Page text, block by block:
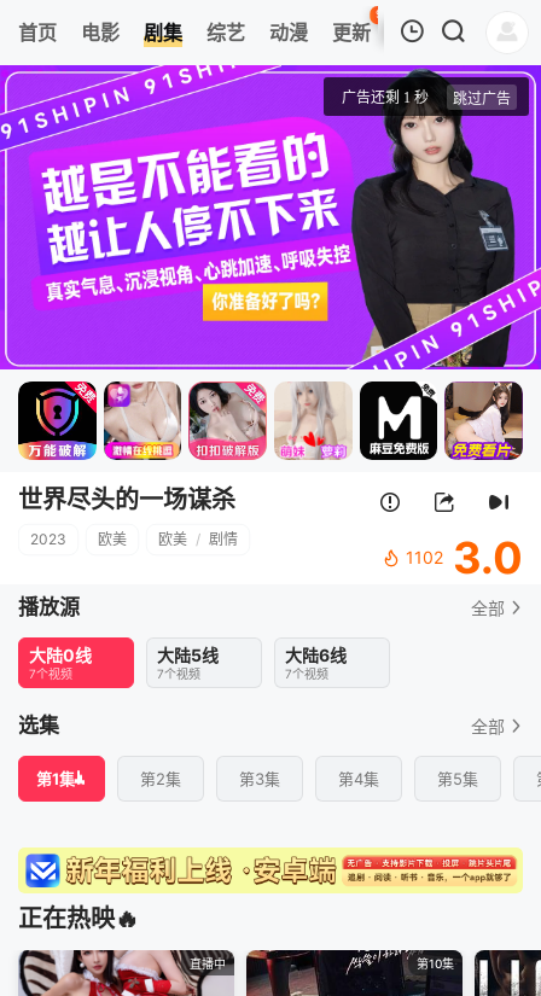
首页 电影 剧集 综艺 动漫 更新
97
热榜 APP
我的观影记录
第1集
世界尽头的一场谋杀
清空
世界尽头的一场谋杀
2023 欧美 欧美 / 剧情
1102 3.0
播放源 全部
大陆0线
7个视频
大陆5线
7个视频
大陆6线
7个视频
选集 全部
第1集 第2集 第3集 第4集 第5集
正在热映🔥
直播中 第10集